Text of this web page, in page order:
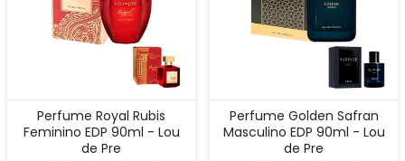
Perfume Royal Rubis
Feminino EDP 90ml - Lou
de Pre
Perfume Golden Safran
Masculino EDP 90ml - Lou
de Pre